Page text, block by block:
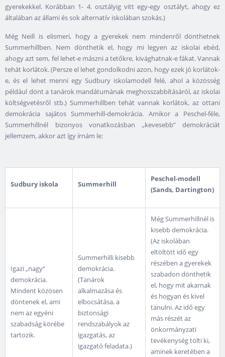
gyerekekkel. Korábban 1- 4. osztályig vitt egy-egy osztályt, ahogy ez
általában az állami és sok alternatív iskolában szokás.)
Még Neill is elismeri, hogy a gyerekek nem mindenről dönthetnek
Summerhillben. Nem dönthetik el, hogy mi legyen az iskolai ebéd,
ahogy azt sem, fel lehet-e mászni a tetőkre, kivághatnak-e fákat. Vannak
tehát korlátok. (Persze el lehet gondolkodni azon, hogy ezek jó korlátok-
e, és el lehet menni egy Sudbury iskolamodell felé, ahol a közösség
például dönt a tanárok mandátumának meghosszabbításáról, az iskolai
költségvetésről stb.) Summerhillben tehát vannak korlátok, az ottani
demokrácia sajátos Summerhill-demokrácia. Amikor a Peschel-féle,
Summerhillnél bizonyos vonatkozásban „kevesebb” demokráciát
jellemzem, akkor azt így írnám le:
Sudbury iskola Summerhill
Peschel-modell
(Sands, Dartington)
Igazi „nagy“
demokrácia.
Mindent közösen
döntenek el, ami
nem az egyéni
szabadság körébe
tartozik.
Summerhilli kisebb
demokrácia.
(Tanárok
alkalmazása és
elbocsátása, a
biztonsági
rendszabályok az
igazgatás, az
igazgató feladata.)
Még Summerhillnél is
kisebb demokrácia.
(Az iskolában
eltöltött idő egy
részében a gyerekek
szabadon dönthetik
el, hogy mit akarnak
és hogyan és kivel
tanulni. Az idő egy
más részét az
önkormányzati
tevékenység tölti ki,
aminek keretében a